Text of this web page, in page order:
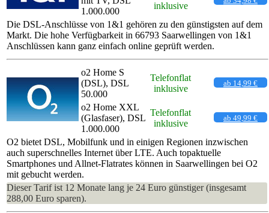
1.000.000
inklusive
Die DSL-Anschlüsse von 1&1 gehören zu den günstigsten auf dem
Markt. Die hohe Verfügbarkeit in 66793 Saarwellingen von 1&1
Anschlüssen kann ganz einfach online geprüft werden.
o2 Home S
(DSL), DSL
50.000
Telefonflat
inklusive
ab 14,99 €
o2 Home XXL
(Glasfaser), DSL
1.000.000
Telefonflat
inklusive
ab 49,99 €
O2 bietet DSL, Mobilfunk und in einigen Regionen inzwischen
auch superschnelles Internet über LTE. Auch topaktuelle
Smartphones und Allnet-Flatrates können in Saarwellingen bei O2
mit gebucht werden.
Dieser Tarif ist 12 Monate lang je 24 Euro günstiger (insgesamt
288,00 Euro sparen).